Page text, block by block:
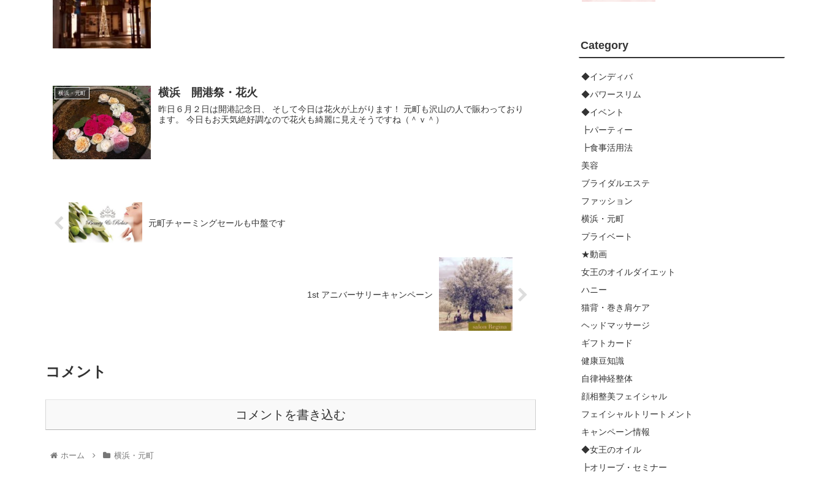
横浜・元町 横浜 開港祭・花火
昨日６月２日は開港記念日、 そして今日は花火が上がります！ 元町も沢山の人で賑わっており
ます。 今日もお天気絶好調なので花火も綺麗に見えそうですね（＾ｖ＾）
元町チャーミングセールも中盤です
1st アニバーサリーキャンペーン
コメント
コメントを書き込む
ホーム 横浜・元町
Category
◆インディバ
◆パワースリム
◆イベント
┣パーティー
┣食事活用法
美容
ブライダルエステ
ファッション
横浜・元町
プライベート
★動画
女王のオイルダイエット
ハニー
猫背・巻き肩ケア
ヘッドマッサージ
ギフトカード
健康豆知識
自律神経整体
顔相整美フェイシャル
フェイシャルトリートメント
キャンペーン情報
◆女王のオイル
┣オリーブ・セミナー